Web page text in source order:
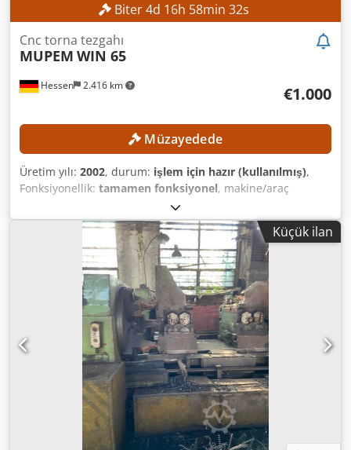
Biter4d 16h 58min 30s
Hessen 2.416 km
Cnc torna tezgahı
MUPEM WIN 65
€1.000
Müzayedede
Üretim yılı: 2002, durum: işlem için hazır (kullanılmış),
Fonksiyonellik: tamamen fonksiyonel, makine/araç
, Asgari fiyat yok – en yüksek teklife
garantili satış! TEKNİK ÖZELLİKLER Mili deliği maks.: 65 mm
Ön mil yatağı çapı: 110 / 150 mm Pens sistemi: 60 mm'ye
kadar HAINBUCH pens sistemi: 65 mm'ye kadar Ana mil Mil
devri maks.: 3.000 dev/dak Ana mil motoru gücü: 11 / 15
kW Ana taret Takım yuvası sayısı: 8 Takım tutucu: VDI 30
Maks. çalışma stroku Z ekseni: 50 mm Hızlı hareket hızı: 15
m/dak İtme kuvveti: 6.790 N Ek alt taret Takım yuvası sayısı:
8 Takım tutucu: VDI 20 Çapraz kızak Yatay kızak sayısı: 2
Çalışma stroku X1/X2 ekseni maks.: 70 mm Çalışma stroku
Z1 ekseni maks.: 230 mm İtme kuvveti X1/X2 ekseni: 50
bar'da 8.000 N Dikey kızak Dikey kızak sayısı: 2 Çalışma
stroku X3/X4 ekseni maks.: 70 mm Manuel uzunluk ayarı:
50 mm Hızlı hareket hızı: 15 m/dak İtme kuvveti X1/X2
ekseni: 50 bar'da 8.000 N Crjdpfszpximex Ah Rof MAKİNE
Küçük ilan